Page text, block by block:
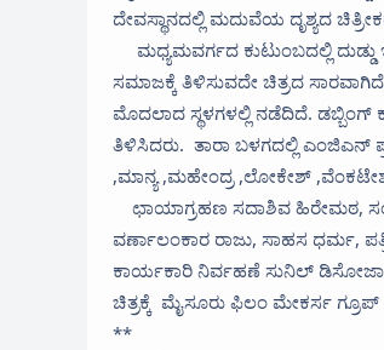
ದೇವಸ್ಥಾನದಲ್ಲಿ ಮದುವೆಯ ದೃಶ್ಯದ
ಮಧ್ಯಮವರ್ಗದ ಕುಟುಂಬದಲ್ಲಿ ದುಡ್ಡು
ಸಮಾಜಕ್ಕೆ ತಿಳಿಸುವದೇ ಚಿತ್ರದ
ಮೊದಲಾದ ಸ್ಥಳಗಳಲ್ಲಿ ನಡೆದಿದೆ. ಡಬ್ಬಿಂಗ್
ತಿಳಿಸಿದರು. ತಾರಾ ಬಳಗದಲ್ಲಿ
,ಮಾನ್ಯ ,ಮಹೇಂದ್ರ ,ಲೋಕೇಶ್
ಛಾಯಾಗ್ರಹಣ ಸದಾಶಿವ ಹಿರೇಮಠ,
ವರ್ಣಾಲಂಕಾರ ರಾಜು, ಸಾಹಸ ಧರ್ಮ,
ಕಾರ್ಯಕಾರಿ ನಿರ್ವಹಣೆ ಸುನಿಲ್ ಡಿಸೋಜಾ
ಚಿತ್ರಕ್ಕೆ ಮೈಸೂರು ಫಿಲಂ ಮೇಕರ್ಸ
**